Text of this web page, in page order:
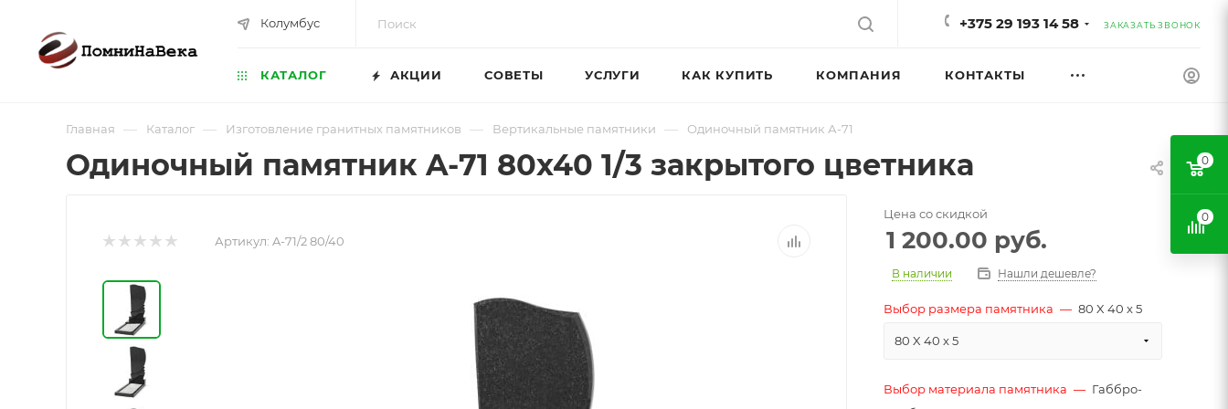
Колумбус +375 29 193 14 58 ЗАКАЗАТЬ ЗВОНОК
КАТАЛОГ АКЦИИ СОВЕТЫ УСЛУГИ КАК КУПИТЬ КОМПАНИЯ КОНТАКТЫ
Главная — Каталог — Изготовление гранитных памятников — Вертикальные памятники — Одиночный памятник А-71
Одиночный памятник A-71 80х40 1/3 закрытого цветника
Артикул: A-71/2 80/40
Цена со скидкой
1 200.00 руб.
В наличии Нашли дешевле?
Выбор размера памятника — 80 X 40 x 5
80 X 40 x 5
Выбор материала памятника — Габбро-
0
0